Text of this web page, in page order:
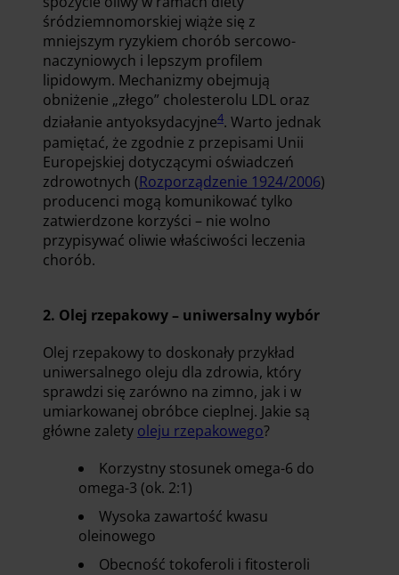
śródziemnomorskiej wiąże się z
mniejszym ryzykiem chorób sercowo-
naczyniowych i lepszym profilem
lipidowym. Mechanizmy obejmują
obniżenie „złego” cholesterolu LDL oraz
działanie antyoksydacyjne4. Warto jednak
pamiętać, że zgodnie z przepisami Unii
Europejskiej dotyczącymi oświadczeń
zdrowotnych (Rozporządzenie 1924/2006)
producenci mogą komunikować tylko
zatwierdzone korzyści – nie wolno
przypisywać oliwie właściwości leczenia
chorób.
2. Olej rzepakowy – uniwersalny wybór
Olej rzepakowy to doskonały przykład
uniwersalnego oleju dla zdrowia, który
sprawdzi się zarówno na zimno, jak i w
umiarkowanej obróbce cieplnej. Jakie są
główne zalety oleju rzepakowego?
Korzystny stosunek omega-6 do
omega-3 (ok. 2:1)
Wysoka zawartość kwasu
oleinowego
Obecność tokoferoli i fitosteroli